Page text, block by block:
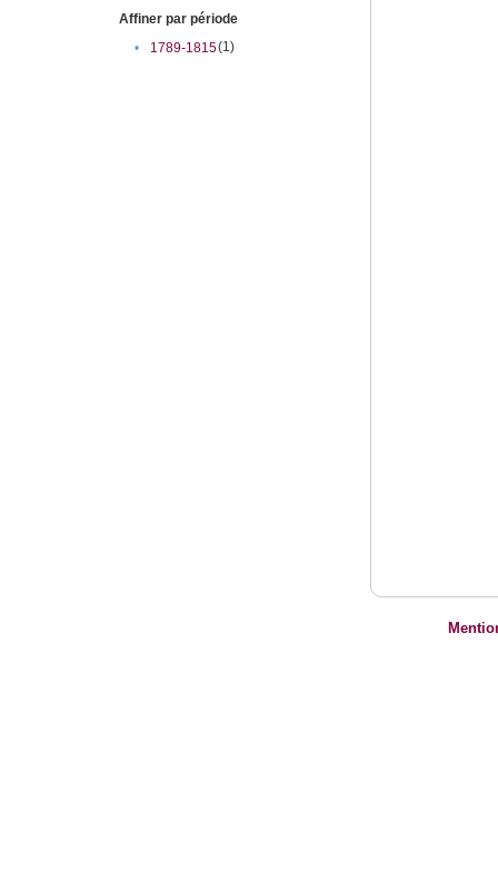
Affiner par période
•
1789-1815(1)